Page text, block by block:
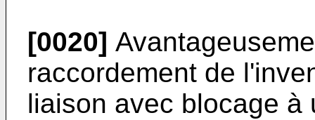
[0020]
raccordement de
liaison avec blocage à